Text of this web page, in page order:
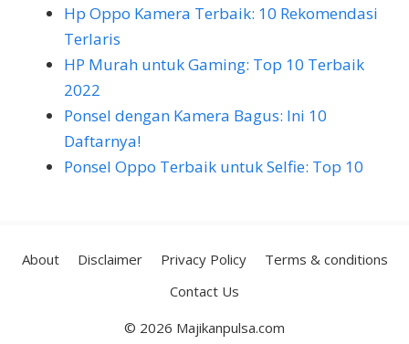
Hp Oppo Kamera Terbaik: 10 Rekomendasi
Terlaris
HP Murah untuk Gaming: Top 10 Terbaik
2022
Ponsel dengan Kamera Bagus: Ini 10
Daftarnya!
Ponsel Oppo Terbaik untuk Selfie: Top 10
About Disclaimer Privacy Policy
Terms & conditions
Contact Us
© 2026 Majikanpulsa.com